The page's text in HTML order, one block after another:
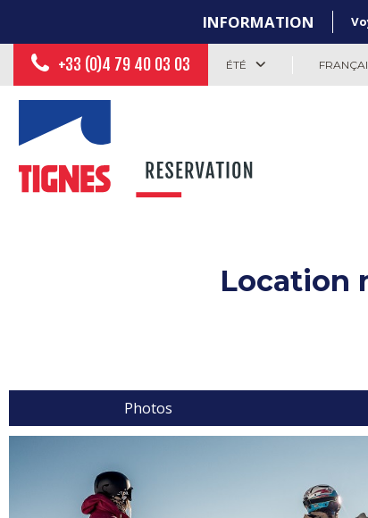
INFORMATION
+33 (0)4 79 40 03 03 ÉTÉ
Location
Photos